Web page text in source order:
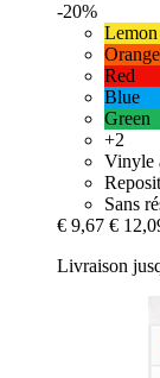
-20%
Orange
Red
Blue
Green
+2
Vinyle
Sans
€ 9,67 €
Livraison